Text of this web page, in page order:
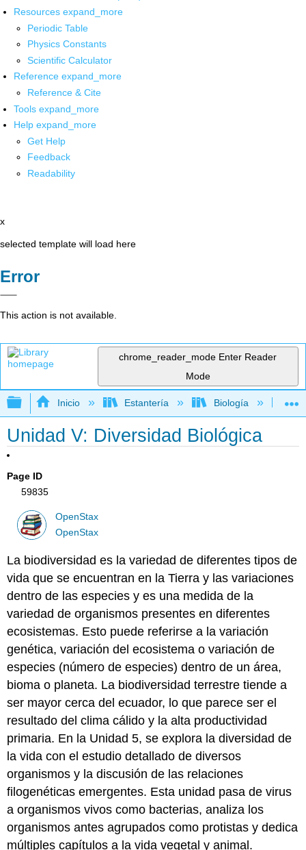
Resources expand_more
Periodic Table
Physics Constants
Scientific Calculator
Reference expand_more
Reference & Cite
Tools expand_more
Help expand_more
Get Help
Feedback
Readability
x
selected template will load here
Error
This action is not available.
chrome_reader_mode Enter Reader
Mode
Expandir/contraer jerarquía global
Inicio Estantería Biología
Unidad V: Diversidad Biológica
Page ID
59835
OpenStax
OpenStax
La biodiversidad es la variedad de diferentes tipos de
vida que se encuentran en la Tierra y las variaciones
dentro de las especies y es una medida de la
variedad de organismos presentes en diferentes
ecosistemas. Esto puede referirse a la variación
genética, variación del ecosistema o variación de
especies (número de especies) dentro de un área,
bioma o planeta. La biodiversidad terrestre tiende a
ser mayor cerca del ecuador, lo que parece ser el
resultado del clima cálido y la alta productividad
primaria. En la Unidad 5, se explora la diversidad de
la vida con el estudio detallado de diversos
organismos y la discusión de las relaciones
filogenéticas emergentes. Esta unidad pasa de virus
a organismos vivos como bacterias, analiza los
organismos antes agrupados como protistas y dedica
múltiples capítulos a la vida vegetal y animal.